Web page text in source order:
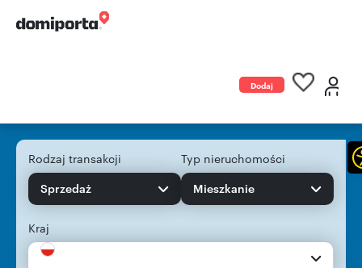
Dodaj
Rodzaj transakcji
Sprzedaż
Typ nieruchomości
Mieszkanie
Kraj